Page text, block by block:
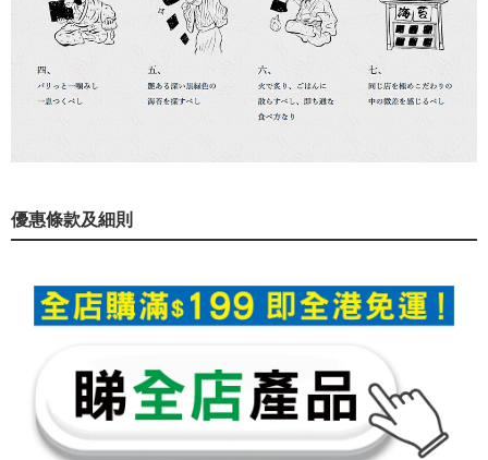
優惠條款及細則